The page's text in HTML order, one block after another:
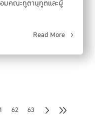
มคณะทูตานุทูตและผู้
Read More
62
63